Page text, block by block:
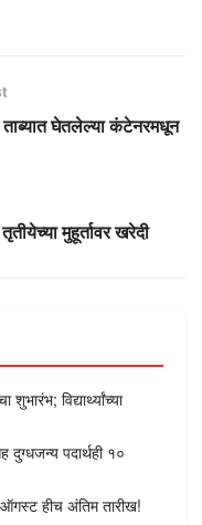
ताब्यात घेतलेल्या कंटेनरमधून
मुहूर्तावर खरेदी
विद्यार्थ्यांच्या
पदार्थही १०
हीच अंतिम तारीख!